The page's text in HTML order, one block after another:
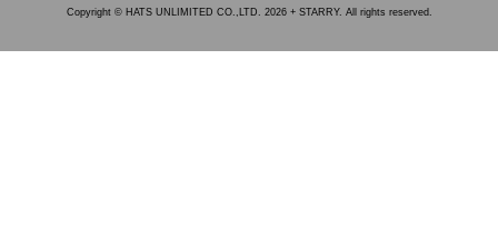
Copyright © HATS UNLIMITED CO.,LTD. 2026 + STARRY. All rights reserved.